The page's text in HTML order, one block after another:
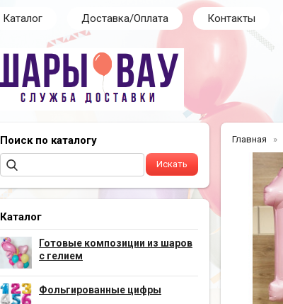
Каталог Доставка/Оплата Контакты
Поиск по каталогу
Каталог
Готовые композиции из шаров
с гелием
Фольгированные цифры
Главная